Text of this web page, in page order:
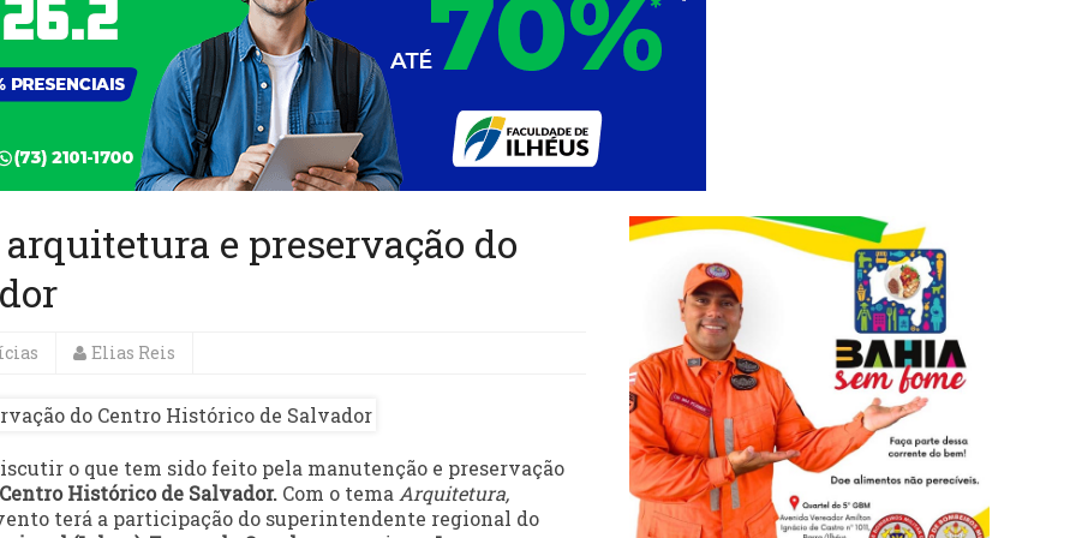
e preservação do
Elias Reis
o que tem sido feito pela manutenção e preservação
Histórico de Salvador. Com o temaArquitetura,
terá a participação do superintendente regional do